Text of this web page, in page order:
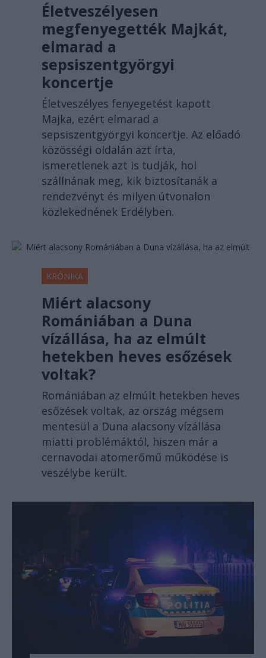
Életveszélyesen
megfenyegették Majkát,
elmarad a
sepsiszentgyörgyi
koncertje
Életveszélyes fenyegetést kapott
Majka, ezért elmarad a
sepsiszentgyörgyi koncertje. Az előadó
közösségi oldalán azt írta,
ismeretlenek azt is tudják, hol
szállnának meg, kik biztosítanák a
rendezvényt és milyen útvonalon
közlekednének Erdélyben.
KRÓNIKA
Miért alacsony
Romániában a Duna
vízállása, ha az elmúlt
hetekben heves esőzések
voltak?
Romániában az elmúlt hetekben heves
esőzések voltak, az ország mégsem
mentesül a Duna alacsony vízállása
miatti problémáktól, hiszen már a
cernavodai atomerőmű működése is
veszélybe került.